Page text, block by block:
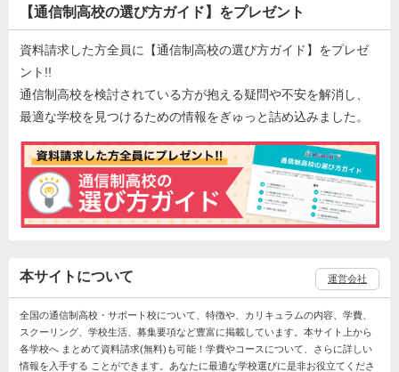
【通信制高校の選び方ガイド】をプレゼント
資料請求した方全員に【通信制高校の選び方ガイド】をプレゼ
ント!!
通信制高校を検討されている方が抱える疑問や不安を解消し、
最適な学校を見つけるための情報をぎゅっと詰め込みました。
本サイトについて 運営会社
全国の通信制高校・サポート校について、特徴や、カリキュラムの内容、学費、
スクーリング、学校生活、募集要項など豊富に掲載しています。本サイト上から
各学校へ まとめて資料請求(無料)も可能！学費やコースについて、さらに詳しい
情報を入手する ことができます。あなたに最適な学校選びに是非お役立てくださ